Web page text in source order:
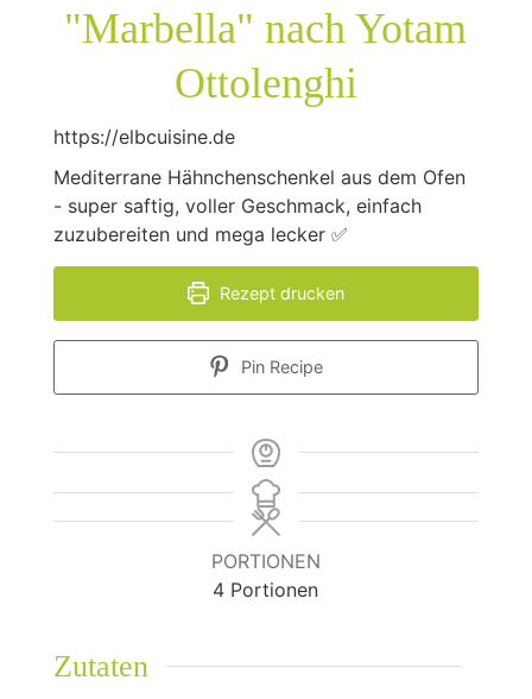
"Marbella" nach Yotam
Ottolenghi
https://elbcuisine.de
Mediterrane Hähnchenschenkel aus dem Ofen
- super saftig, voller Geschmack, einfach
zuzubereiten und mega lecker ✅
Rezept drucken
Pin Recipe
PORTIONEN
4 Portionen
Zutaten